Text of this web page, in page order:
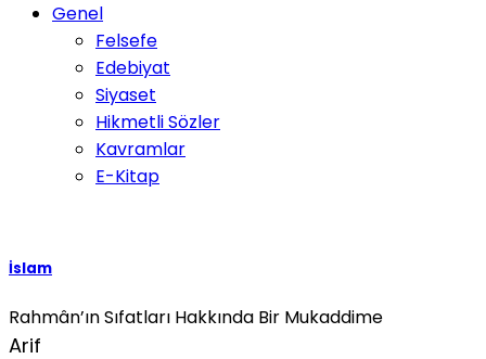
Genel
Felsefe
Edebiyat
Siyaset
Hikmetli Sözler
Kavramlar
E-Kitap
İslam
Rahmân’ın Sıfatları Hakkında Bir Mukaddime
Arif